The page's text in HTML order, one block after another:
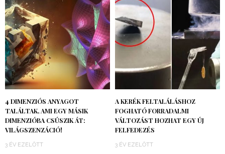
4 DIMENZIÓS ANYAGOT
TALÁLTAK, AMI EGY MÁSIK
DIMENZIÓBA CSÚSZIK ÁT:
VILÁGSZENZÁCIÓ!
3 ÉV EZELŐTT
A KERÉK FELTALÁLÁSHOZ
FOGHATÓ FORRADALMI
VÁLTOZÁST HOZHAT EGY ÚJ
FELFEDEZÉS
3 ÉV EZELŐTT